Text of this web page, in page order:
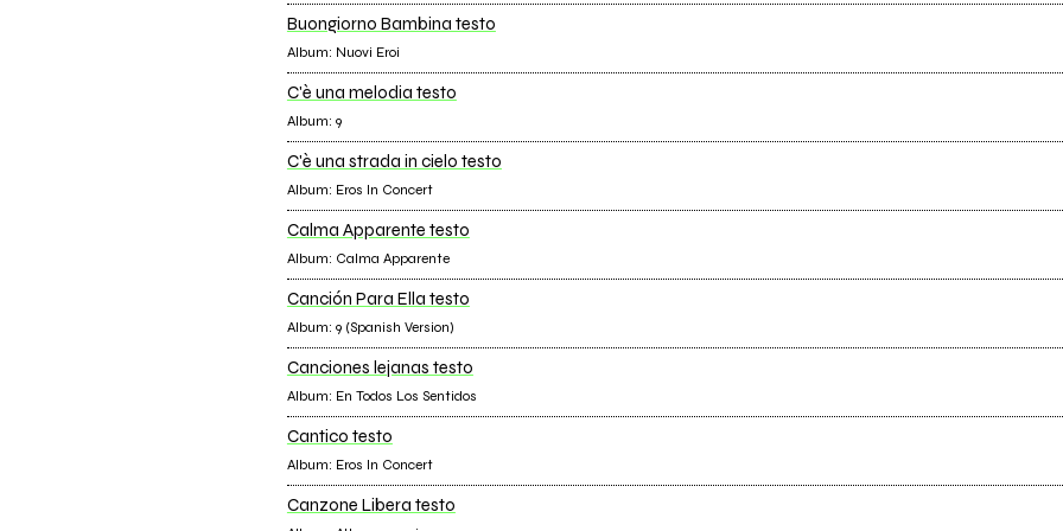
Buongiorno Bambina testo
Album: Nuovi Eroi
C'è una melodia testo
Album: 9
C'è una strada in cielo testo
Album: Eros In Concert
Calma Apparente testo
Album: Calma Apparente
Canción Para Ella testo
Album: 9 (Spanish Version)
Canciones lejanas testo
Album: En Todos Los Sentidos
Cantico testo
Album: Eros In Concert
Canzone Libera testo